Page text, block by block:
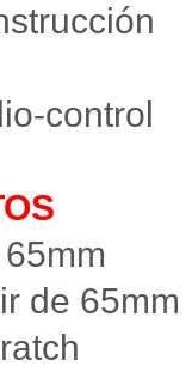
control
de 65mm